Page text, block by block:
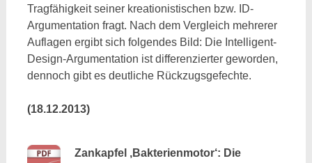
Tragfähigkeit seiner kreationistischen bzw. ID-
Argumentation fragt. Nach dem Vergleich mehrerer
Auflagen ergibt sich folgendes Bild: Die Intelligent-
Design-Argumentation ist differenzierter geworden,
dennoch gibt es deutliche Rückzugsgefechte.
(18.12.2013)
Zankapfel ‚Bakterienmotor‘: Die